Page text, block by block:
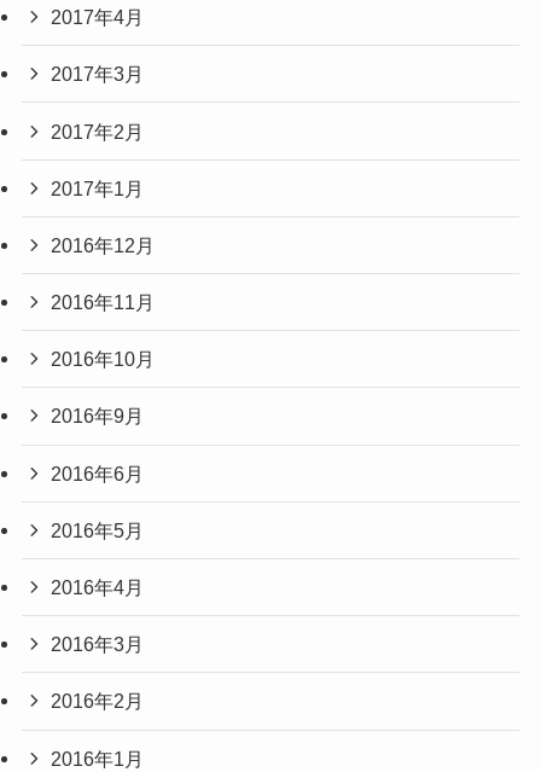
2017年4月
2017年3月
2017年2月
2017年1月
2016年12月
2016年11月
2016年10月
2016年9月
2016年6月
2016年5月
2016年4月
2016年3月
2016年2月
2016年1月